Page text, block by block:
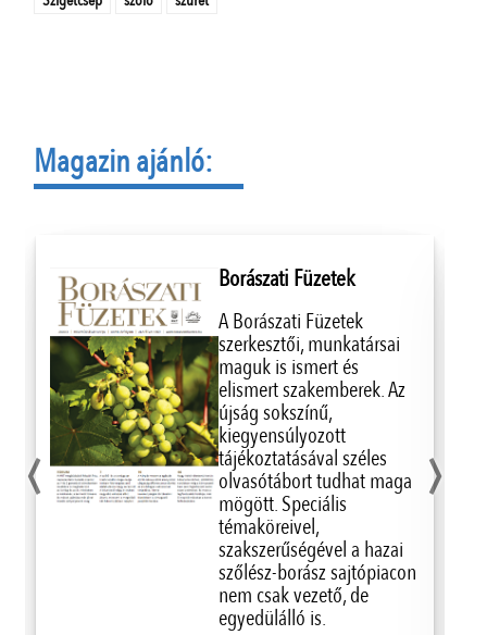
Magazin ajánló:
Borászati Füzetek
A Borászati Füzetek
szerkesztői, munkatársai
maguk is ismert és
elismert szakemberek. Az
újság sokszínű,
kiegyensúlyozott
tájékoztatásával széles
olvasótábort tudhat maga
mögött. Speciális
témaköreivel,
szakszerűségével a hazai
szőlész-borász sajtópiacon
nem csak vezető, de
egyedülálló is.
‹ ›